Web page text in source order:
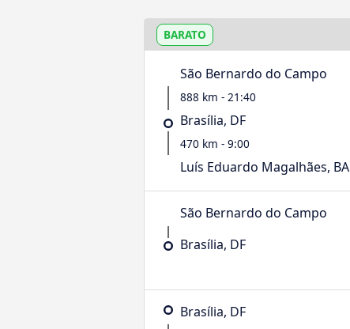
BARATO
São Bernardo do Campo
888 km - 21:40
Brasília, DF
470 km - 9:00
Luís Eduardo Magalhães, BA
São Bernardo do Campo
Brasília, DF
Brasília, DF